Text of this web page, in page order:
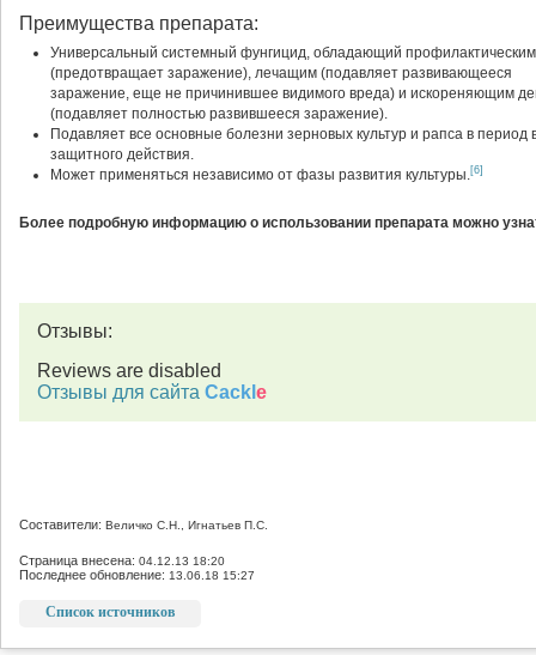
Преимущества препарата:
Универсальный системный фунгицид, обладающий профилактическим
(предотвращает заражение), лечащим (подавляет развивающееся
заражение, еще не причинившее видимого вреда) и искореняющим
(подавляет полностью развившееся заражение).
Подавляет все основные болезни зерновых культур и рапса в
защитного действия.
Может применяться независимо от фазы развития культуры.[6]
Более подробную информацию о использовании препарата можно
Отзывы:
Reviews are disabled
Отзывы для сайта Cackl e
Составители: Величко С.Н., Игнатьев П.С.
Страница внесена: 04.12.13 18:20
Последнее обновление: 13.06.18 15:27
Список источников